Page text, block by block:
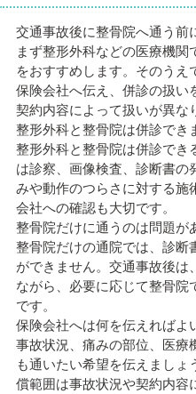
交通事故後に整骨院へ通う前
まず整形外科などの医療機関
をおすすめします。そのうえ
保険会社へ伝え、併診の扱い
契約内容によって扱いが異な
整形外科と整骨院は併診でき
整形外科と整骨院は併診でき
は診察、画像検査、診断書の
みや動作のつらさに対する施
会社への確認も大切です。
整骨院だけに通うのは問題が
整骨院だけの通院では、診断
ができません。交通事故後は
ながら、必要に応じて整骨院
です。
保険会社へは何を伝えればよ
事故状況、痛みの部位、医療
も通いたい希望を伝えまし
償範囲は事故状況や契約内容